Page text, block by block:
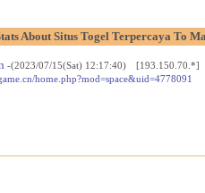
About Situs Togel Terpercaya To
-(2023/07/15(Sat) 12:17:40) [193.150.70.*]
home.php?mod=space&uid=4778091